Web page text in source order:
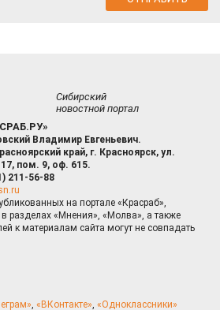
Сибирский
новостной портал
Владимир Евгеньевич.
край, г. Красноярск, ул.
пом. 9, оф. 615.
211-56-88
на портале «Красраб»,
разделах «Мнения», «Молва», а также
к материалам сайта могут не совпадать
, «ВКонтакте», «Одноклассники»